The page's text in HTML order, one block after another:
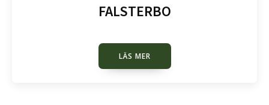
FALSTERBO
LÄS MER